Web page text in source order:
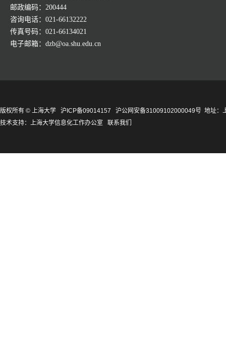
邮政编码：200444
咨询电话：021-66132222
传真号码：021-66134021
电子邮箱：dzb@oa.shu.edu.cn
版权所有 © 上海大学 沪ICP备09014157 沪公网安备31009102000049号 地址：
技术支持： 上海大学信息化工作办公室 联系我们